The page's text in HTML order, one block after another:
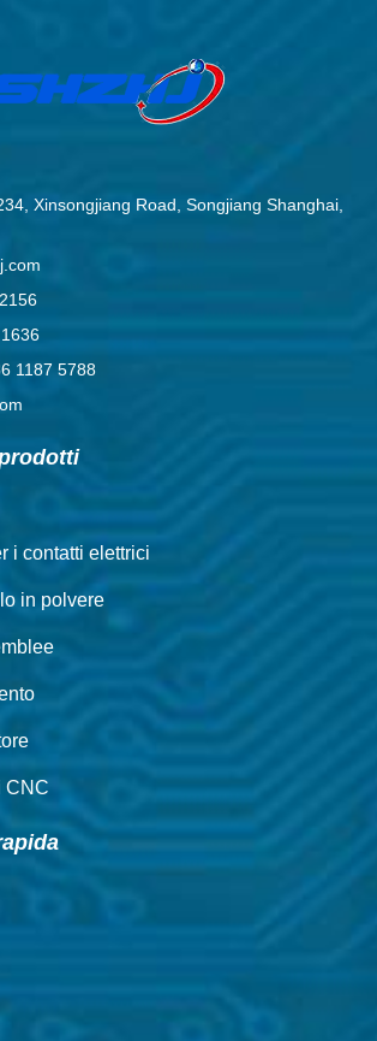
Xinsongjiang Road, Songjiang Shanghai,
1187 5788
i contatti elettrici
in polvere
CNC